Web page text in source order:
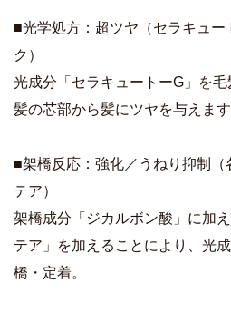
■光学処方：超ツヤ（セラキュー
ク）
光成分「セラキュートーG」を
髪の芯部から髪にツヤを与えます
■架橋反応：強化／うねり抑制（
テア）
架橋成分「ジカルボン酸」に加
テア」を加えることにより、光
橋・定着。